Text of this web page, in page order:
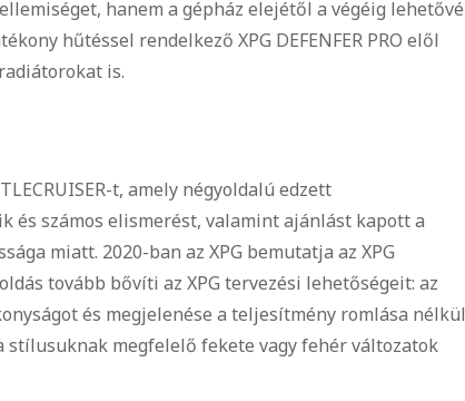
hanem a gépház elejétől a végéig lehetővé
hűtéssel rendelkező XPG DEFENFER PRO elől
is.
t, amely négyoldalú edzett
és számos elismerést, valamint ajánlást kapott a
miatt. 2020-ban az XPG bemutatja az XPG
tovább bővíti az XPG tervezési lehetőségeit: az
és megjelenése a teljesítmény romlása nélkül
stílusuknak megfelelő fekete vagy fehér változatok